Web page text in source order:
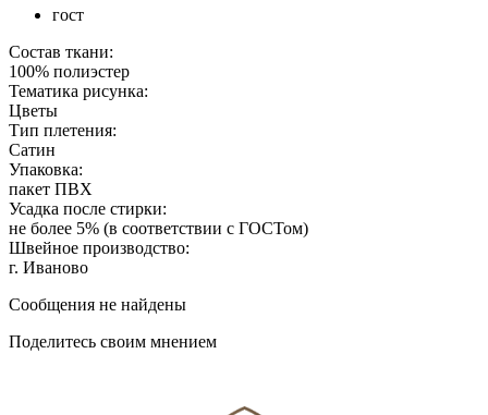
гост
Состав ткани:
100% полиэстер
Тематика рисунка:
Цветы
Тип плетения:
Сатин
Упаковка:
пакет ПВХ
Усадка после стирки:
не более 5% (в соответствии с ГОСТом)
Швейное производство:
г. Иваново
Сообщения не найдены
Поделитесь своим мнением